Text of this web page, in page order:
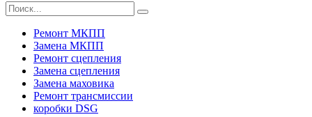
Ремонт МКПП
Замена МКПП
Ремонт сцепления
Замена сцепления
Замена маховика
Ремонт трансмиссии
коробки DSG